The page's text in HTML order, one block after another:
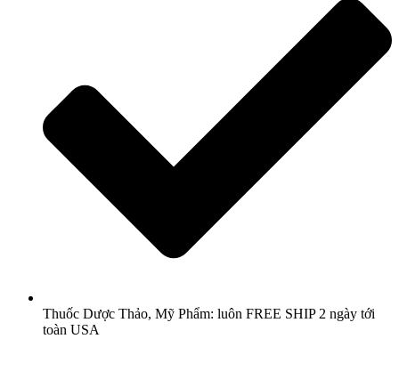
Thuốc Dược Thảo, Mỹ Phẩm: luôn FREE SHIP 2 ngày tới
toàn USA